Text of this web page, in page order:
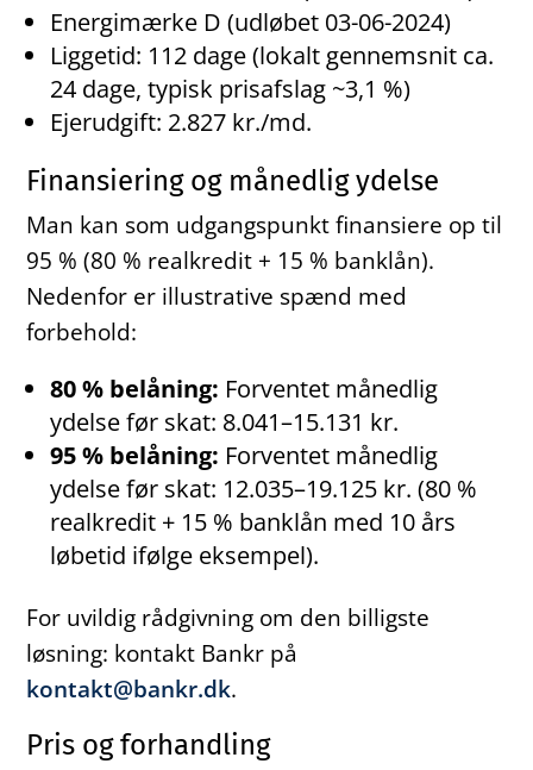
Energimærke D (udløbet 03-06-2024)
Liggetid: 112 dage (lokalt gennemsnit ca.
24 dage, typisk prisafslag ~3,1 %)
Ejerudgift: 2.827 kr./md.
Finansiering og månedlig ydelse
Man kan som udgangspunkt finansiere op til
95 % (80 % realkredit + 15 % banklån).
Nedenfor er illustrative spænd med
forbehold:
80 % belåning: Forventet månedlig
ydelse før skat: 8.041–15.131 kr.
95 % belåning: Forventet månedlig
ydelse før skat: 12.035–19.125 kr. (80 %
realkredit + 15 % banklån med 10 års
løbetid ifølge eksempel).
For uvildig rådgivning om den billigste
løsning: kontakt Bankr på
kontakt@bankr.dk.
Pris og forhandling